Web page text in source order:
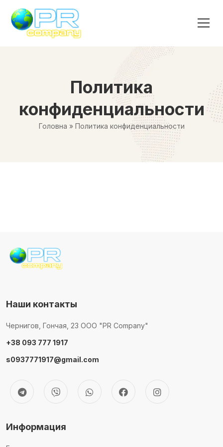
Политика
конфиденциальности
Головна » Политика конфиденциальности
Наши контакты
Чернигов, Гончая, 23 ООО "PR Company"
+38 093 777 1917
s0937771917@gmail.com
Информация